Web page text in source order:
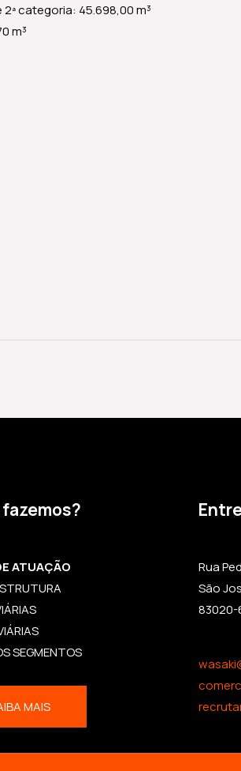
categoria: 45.698,00 m³
m³
fazemos?
ATUAÇÃO
SEGMENTOS
MAIS
Rua
São
83020-